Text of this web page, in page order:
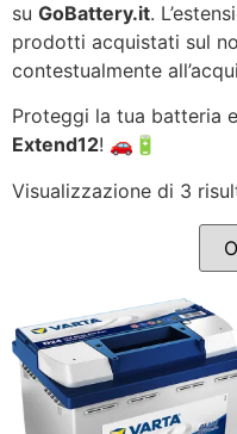
su GoBattery.it.
prodotti acquistati sul
contestualmente
Proteggi la tua batteria
Extend12! 🚗🔋
Visualizzazione di 3